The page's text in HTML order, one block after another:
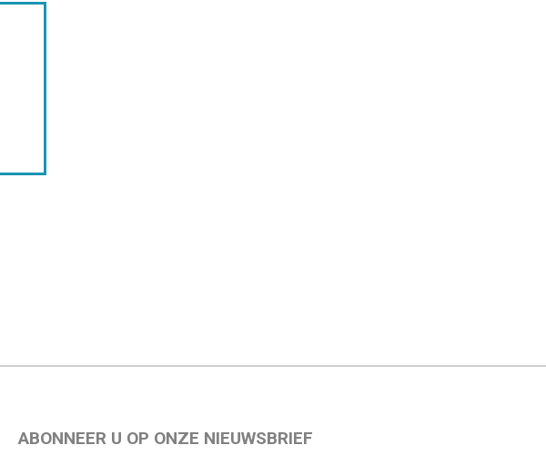
ABONNEER U OP ONZE NIEUWSBRIEF